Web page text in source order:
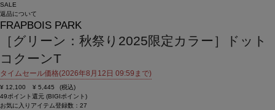
SALE
返品について
FRAPBOIS PARK
［グリーン：秋祭り2025限定カラー］ドット
コクーンT
タイムセール価格(2026年8月12日 09:59まで)
¥ 12,100 ¥ 5,445
(税込)
49ポイント還元 (BIGIポイント)
お気に入りアイテム登録数： 27